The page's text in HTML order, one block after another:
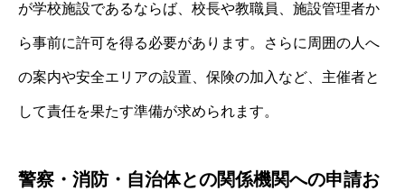
が学校施設であるならば、校長や教職員、施設管理者か
ら事前に許可を得る必要があります。さらに周囲の人へ
の案内や安全エリアの設置、保険の加入など、主催者と
して責任を果たす準備が求められます。
警察・消防・自治体との関係機関への申請お